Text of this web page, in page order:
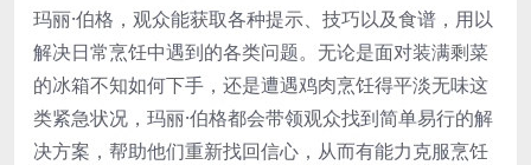
玛丽·伯格，观众能获取各种提示、技巧以及食谱，用以
解决日常烹饪中遇到的各类问题。无论是面对装满剩菜
的冰箱不知如何下手，还是遭遇鸡肉烹饪得平淡无味这
类紧急状况，玛丽·伯格都会带领观众找到简单易行的解
决方案，帮助他们重新找回信心，从而有能力克服烹饪